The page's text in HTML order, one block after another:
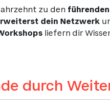
zu den
dein Netzwerk
liefern dir
durch